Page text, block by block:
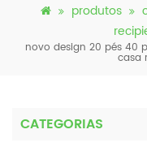
produtos
novo design 20 pés 40
casa
CATEGORIAS